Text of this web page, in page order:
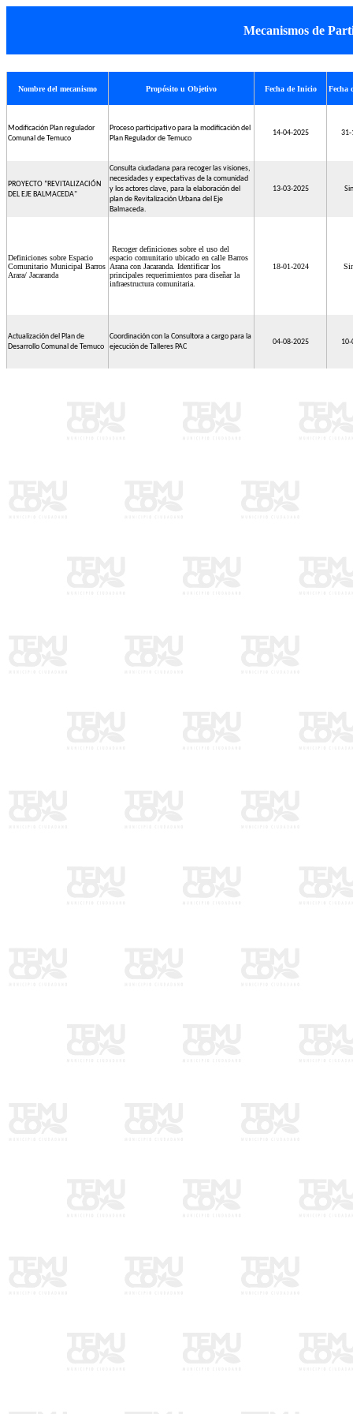
Mecanismos de
Nombre del mecanismo Propósito u Objetivo Fecha de Inicio Fecha
Modificación Plan regulador
Comunal de Temuco
Proceso participativo para la modificación del
Plan Regulador de Temuco
14-04-2025 31-
PROYECTO “REVITALIZACIÓN
DEL EJE BALMACEDA"
Consulta ciudadana para recoger las visiones,
necesidades y expectativas de la comunidad
y los actores clave, para la elaboración del
plan de Revitalización Urbana del Eje
Balmaceda.
13-03-2025
Definiciones sobre Espacio
Comunitario Municipal Barros
Arara/ Jacaranda
Recoger definiciones sobre el uso del
espacio comunitario ubicado en calle Barros
Arana con Jacaranda. Identificar los
principales requerimientos para diseñar la
infraestructura comunitaria.
18-01-2024
Actualización del Plan de
Desarrollo Comunal de Temuco
Coordinación con la Consultora a cargo para la
ejecución de Talleres PAC
04-08-2025